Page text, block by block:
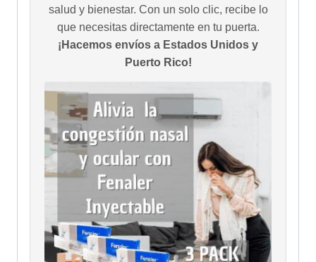
salud y bienestar. Con un solo clic, recibe lo
que necesitas directamente en tu puerta.
¡Hacemos envíos a Estados Unidos y
Puerto Rico!